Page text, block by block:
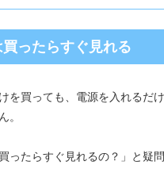
ったらすぐ見れる
を買っても、電源を入れるだ
。
買ったらすぐ見れるの？」と疑